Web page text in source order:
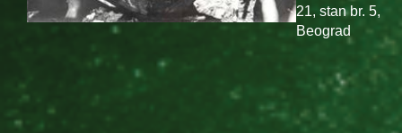
21, stan br. 5,
Beograd